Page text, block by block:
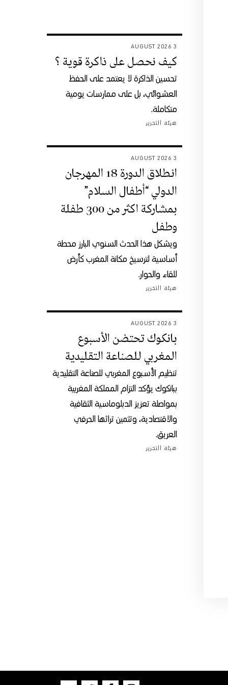
3 AUGUST 2026
كيف نحصل على ذاكرة قوية ؟
تحسين الذاكرة لا يعتمد على الحفظ
العشوائي، بل على ممارسات يومية
متكاملة.
هيئة التحرير
3 AUGUST 2026
انطلاق الدورة 18 المهرجان
الدولي “أطفال السلام”
بمشاركة اكثر من 300 طفلة
وطفل
ويشكل هذا الحدث السنوي البارز محطة
أساسية لترسيخ مكانة المغرب كأرض
للقاء والحوار.
هيئة التحرير
3 AUGUST 2026
بانكوك تحتضن الأسبوع
المغربي للصناعة التقليدية
تنظيم الأسبوع المغربي للصناعة التقليدية
ببانكوك يؤكد التزام المملكة المغربية
بمواصلة تعزيز الدبلوماسية الثقافية
والاقتصادية، وتثمين تراثها الحرفي
العريق.
هيئة التحرير